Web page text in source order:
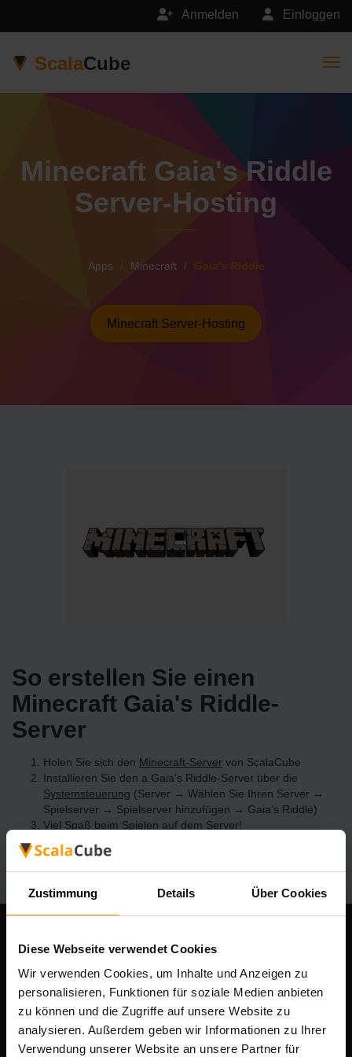
Zustimmung Details Über Cookies
Diese Webseite verwendet Cookies
Wir verwenden Cookies, um Inhalte und Anzeigen zu
personalisieren, Funktionen für soziale Medien anbieten
zu können und die Zugriffe auf unsere Website zu
analysieren. Außerdem geben wir Informationen zu Ihrer
Verwendung unserer Website an unsere Partner für
Einloggen
Anmelden
ScalaCube
Minecraft Gaia's Riddle
Server-Hosting
Apps Minecraft Gaia's Riddle
Minecraft Server-Hosting
So erstellen Sie einen
Minecraft Gaia's Riddle-
Server
Holen Sie sich den Minecraft-Server von ScalaCube
Installieren Sie den a Gaia's Riddle-Server über die
Systemsteuerung (Server → Wählen Sie Ihren Server →
Spielserver → Spielserver hinzufügen → Gaia's Riddle)
Viel Spaß beim Spielen auf dem Server!
Unser Unternehmen
Scalable Hosting Solutions OÜ
Registrierungscode: 14652605
Umsatzsteuer-Identifikationsnummer: EE102133820